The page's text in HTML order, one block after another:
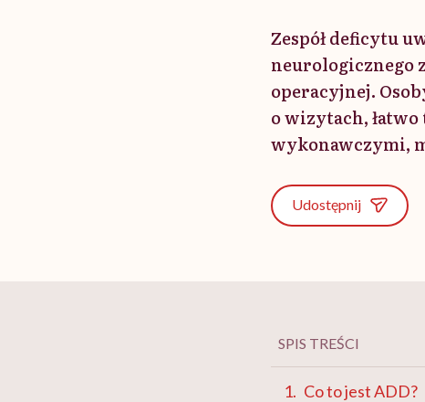
Zespół deficytu
neurologicznego
operacyjnej.
o wizytach,
wykonawczymi,
Udostępnij
SPIS TREŚCI
Co to jest ADD?